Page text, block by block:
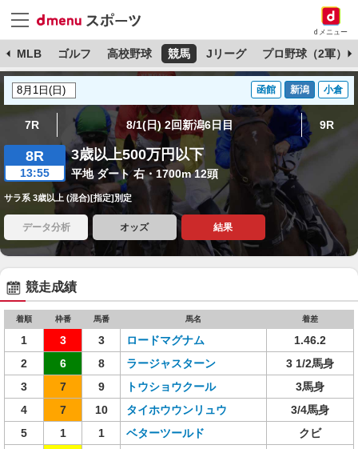
dメニュー
MLB ゴルフ 高校野球 競馬 Jリーグ プロ野球（2軍）
函館 新潟 小倉
7R 8/1(日) 2回新潟6日目 9R
8R
13:55
3歳以上500万円以下
平地 ダート 右・1700m 12頭
サラ系 3歳以上 (混合)[指定]別定
データ分析 オッズ 結果
競走成績
着順 枠番 馬番 馬名 着差
1 3 3 ロードマグナム
1.46.2
2
6 8 ラージャスターン
3 1/2馬身
3
7 9 トウショウクール
3馬身
4
7 10 タイホウウンリュウ
3/4馬身
5
1 1 ベターツールド
クビ